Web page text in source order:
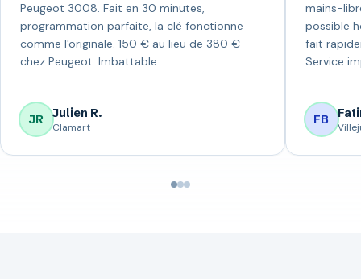
Peugeot 3008. Fait en 30 minutes,
programmation parfaite, la clé fonctionne
comme l'originale. 150 € au lieu de 380 €
chez Peugeot. Imbattable.
JR Julien R.
Clamart
mains-
possible
fait
Service
FB